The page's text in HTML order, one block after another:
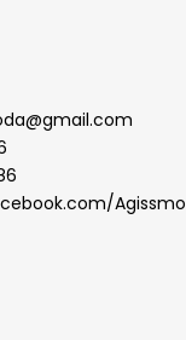
@gmail.com